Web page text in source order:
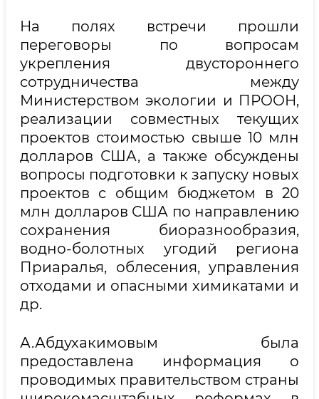
На полях встречи прошли
переговоры по вопросам
укрепления двустороннего
сотрудничества между
Министерством экологии и ПРООН,
реализации совместных текущих
проектов стоимостью свыше 10 млн
долларов США, а также обсуждены
вопросы подготовки к запуску новых
проектов с общим бюджетом в 20
млн долларов США по направлению
сохранения биоразнообразия,
водно-болотных угодий региона
Приаралья, облесения, управления
отходами и опасными химикатами и
др.
А.Абдухакимовым была
предоставлена информация о
проводимых правительством страны